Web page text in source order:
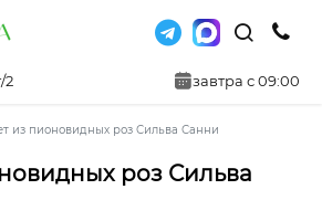
2 завтра с 09:00
из пионовидных роз Сильва Санни
роз Сильва